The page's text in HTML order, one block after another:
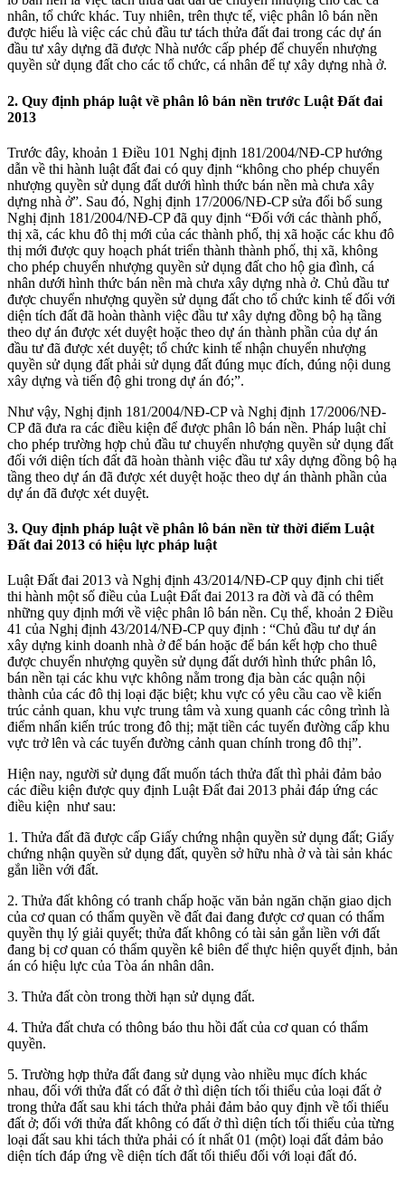
nhân, tổ chức khác. Tuy nhiên, trên thực tế, việc phân lô bán nền
được hiểu là việc các chủ đầu tư tách thửa đất đai trong các dự án
đầu tư xây dựng đã được Nhà nước cấp phép để chuyển nhượng
quyền sử dụng đất cho các tổ chức, cá nhân để tự xây dựng nhà ở.
2. Quy định pháp luật về phân lô bán nền trước Luật Đất đai
2013
Trước đây, khoản 1 Điều 101 Nghị định 181/2004/NĐ-CP hướng
dẫn về thi hành luật đất đai có quy định “không cho phép chuyển
nhượng quyền sử dụng đất dưới hình thức bán nền mà chưa xây
dựng nhà ở”. Sau đó, Nghị định 17/2006/NĐ-CP sửa đổi bổ sung
Nghị định 181/2004/NĐ-CP đã quy định “Đối với các thành phố,
thị xã, các khu đô thị mới của các thành phố, thị xã hoặc các khu đô
thị mới được quy hoạch phát triển thành thành phố, thị xã, không
cho phép chuyển nhượng quyền sử dụng đất cho hộ gia đình, cá
nhân dưới hình thức bán nền mà chưa xây dựng nhà ở. Chủ đầu tư
được chuyển nhượng quyền sử dụng đất cho tổ chức kinh tế đối với
diện tích đất đã hoàn thành việc đầu tư xây dựng đồng bộ hạ tầng
theo dự án được xét duyệt hoặc theo dự án thành phần của dự án
đầu tư đã được xét duyệt; tổ chức kinh tế nhận chuyển nhượng
quyền sử dụng đất phải sử dụng đất đúng mục đích, đúng nội dung
xây dựng và tiến độ ghi trong dự án đó;”.
Như vậy, Nghị định 181/2004/NĐ-CP và Nghị định 17/2006/NĐ-
CP đã đưa ra các điều kiện để được phân lô bán nền. Pháp luật chỉ
cho phép trường hợp chủ đầu tư chuyển nhượng quyền sử dụng đất
đối với diện tích đất đã hoàn thành việc đầu tư xây dựng đồng bộ hạ
tầng theo dự án đã được xét duyệt hoặc theo dự án thành phần của
dự án đã được xét duyệt.
3. Quy định pháp luật về phân lô bán nền từ thời điểm Luật
Đất đai 2013 có hiệu lực pháp luật
Luật Đất đai 2013 và Nghị định 43/2014/NĐ-CP quy định chi tiết
thi hành một số điều của Luật Đất đai 2013 ra đời và đã có thêm
những quy định mới về việc phân lô bán nền. Cụ thể, khoản 2 Điều
41 của Nghị định 43/2014/NĐ-CP quy định : “Chủ đầu tư dự án
xây dựng kinh doanh nhà ở để bán hoặc để bán kết hợp cho thuê
được chuyển nhượng quyền sử dụng đất dưới hình thức phân lô,
bán nền tại các khu vực không nằm trong địa bàn các quận nội
thành của các đô thị loại đặc biệt; khu vực có yêu cầu cao về kiến
trúc cảnh quan, khu vực trung tâm và xung quanh các công trình là
điểm nhấn kiến trúc trong đô thị; mặt tiền các tuyến đường cấp khu
vực trở lên và các tuyến đường cảnh quan chính trong đô thị”.
Hiện nay, người sử dụng đất muốn tách thửa đất thì phải đảm bảo
các điều kiện được quy định Luật Đất đai 2013 phải đáp ứng các
điều kiện như sau:
1. Thửa đất đã được cấp Giấy chứng nhận quyền sử dụng đất; Giấy
chứng nhận quyền sử dụng đất, quyền sở hữu nhà ở và tài sản khác
gắn liền với đất.
2. Thửa đất không có tranh chấp hoặc văn bản ngăn chặn giao dịch
của cơ quan có thẩm quyền về đất đai đang được cơ quan có thẩm
quyền thụ lý giải quyết; thửa đất không có tài sản gắn liền với đất
đang bị cơ quan có thẩm quyền kê biên để thực hiện quyết định, bản
án có hiệu lực của Tòa án nhân dân.
3. Thửa đất còn trong thời hạn sử dụng đất.
4. Thửa đất chưa có thông báo thu hồi đất của cơ quan có thẩm
quyền.
5. Trường hợp thửa đất đang sử dụng vào nhiều mục đích khác
nhau, đối với thửa đất có đất ở thì diện tích tối thiểu của loại đất ở
trong thửa đất sau khi tách thửa phải đảm bảo quy định về tối thiểu
đất ở; đối với thửa đất không có đất ở thì diện tích tối thiểu của từng
loại đất sau khi tách thửa phải có ít nhất 01 (một) loại đất đảm bảo
diện tích đáp ứng về diện tích đất tối thiểu đối với loại đất đó.